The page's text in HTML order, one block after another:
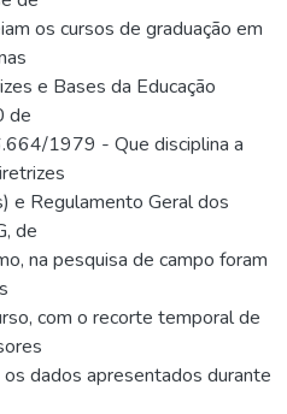
os cursos de graduação em
e Bases da Educação
de
1979 - Que disciplina a
e Regulamento Geral dos
de
na pesquisa de campo foram
com o recorte temporal de
dados apresentados durante